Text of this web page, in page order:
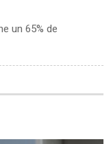
un 65% de